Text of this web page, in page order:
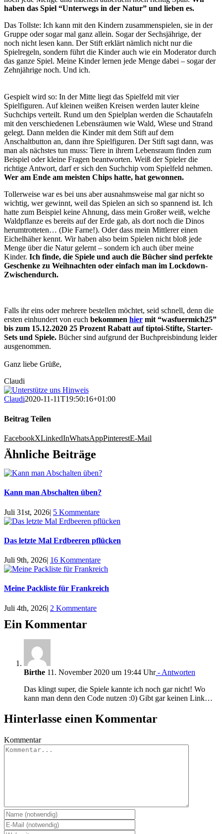
haben das Spiel “Unterwegs in der Natur” und lieben es.
Das Tollste: Ich kann mit den Kindern zusammenspielen, sie in der
Gruppe oder sogar mal ganz allein. Sogar der Sechsjährige, der
noch nicht lesen kann. Der Stift erklärt nämlich nicht nur die
Spielregeln, sondern führt die Kinder auch wie ein Moderator durch
das ganze Spiel. Meine Kinder lernen jede Menge dabei – sogar der
Zehnjährige noch. Und ich.
Gespielt wird so: In der Mitte liegt das Spielfeld mit vier
Spielfiguren. Auf kleinen weißen Kreisen werden lauter kleine
Suchchips verteilt. Rund um den Spielplan werden die Schautafeln
mit den verschiedenen Lebensräumen wie Wald, Wiese und Strand
gelegt. Dann melden die Kinder mit dem Stift auf dem
Anschaltbutton an, dann ihre Spielfiguren. Der Stift sagt dann, was
man als nächstes tun muss: Tiere in ihrem Lebensraum finden zum
Beispiel oder kleine Fragen beantworten. Weiß der Spieler die
richtige Antwort, darf er sich den Suchchip vom Spielfeld nehmen.
Wer am Ende am meisten Chips hatte, hat gewonnen.
Tollerweise war es bei uns aber ausnahmsweise mal gar nicht so
wichtig, wer gewinnt, weil das Spielen an sich so spannend ist. Ich
hatte zum Beispiel keine Ahnung, dass mein Großer weiß, welche
Waldpflanze es bereits auf der Erde gab, als dort noch die Dinos
herumtrotteten… (Die Farne!). Oder dass mein Mittlerer einen
Eichelhäher kennt. Wir haben also beim Spielen nicht bloß jede
Menge über die Natur gelernt – sondern ich auch über meine
Kinder. Ich finde, die Spiele und auch die Bücher sind perfekte
Geschenke zu Weihnachten oder einfach man im Lockdown-
Zwischendurch.
Falls ihr eins oder mehrere bestellen möchtet, seid schnell, denn die
ersten einhundert von euch bekommen hier mit “wasfuermich25”
bis zum 15.12.2020 25 Prozent Rabatt auf tiptoi-Stifte, Starter-
Sets und Spiele. Bücher sind aufgrund der Buchpreisbindung leider
ausgenommen.
Ganz liebe Grüße,
Claudi
Claudi2020-11-11T19:50:16+01:00
Beitrag Teilen
FacebookXLinkedInWhatsAppPinterestE-Mail
Ähnliche Beiträge
Kann man Abschalten üben?
Juli 31st, 2026| 5 Kommentare
Das letzte Mal Erdbeeren pflücken
Juli 9th, 2026| 16 Kommentare
Meine Packliste für Frankreich
Juli 4th, 2026| 2 Kommentare
Ein Kommentar
Birthe 11. November 2020 um 19:44 Uhr- Antworten
Das klingt super, die Spiele kannte ich noch gar nicht! Wo
kann man denn den Code nutzen :0) Gibt gar keinen Link…
Hinterlasse einen Kommentar
Kommentar